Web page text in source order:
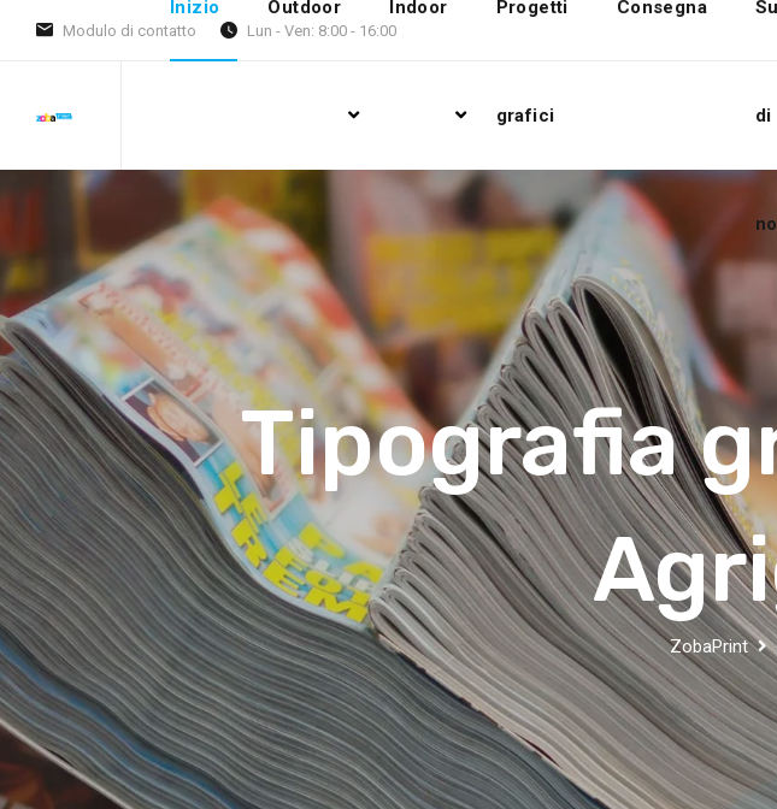
Modulo di contatto Lun - Ven: 8:00 - 16:00
Inizio Outdoor Indoor Progetti
grafici
Consegna Su
di
Tipografia
ZobaPrint